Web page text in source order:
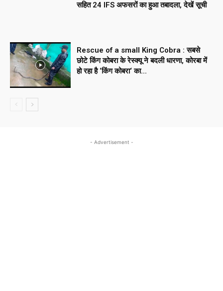
सहित 24 IFS अफसरों का हुआ तबादला, देखें सूची
Rescue of a small King Cobra : सबसे
छोटे किंग कोबरा के रेस्क्यू ने बदली धारणा, कोरबा में
हो रहा है ‘किंग कोबरा‘ का...
- Advertisement -